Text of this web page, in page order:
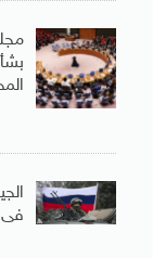
فى